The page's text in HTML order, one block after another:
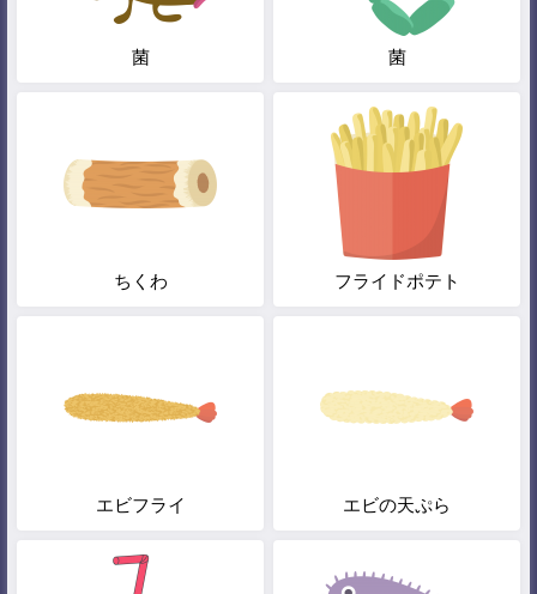
菌 菌
ちくわ フライドポテト
エビフライ エビの天ぷら